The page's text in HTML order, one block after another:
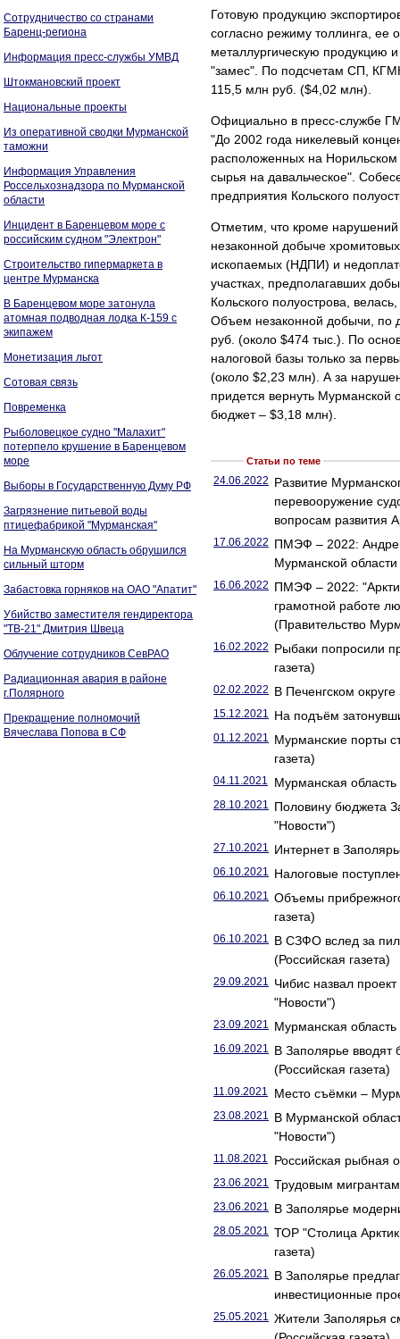
Сотрудничество со странами
Баренц-региона
Информация пресс-службы УМВД
Штокмановский проект
Национальные проекты
Из оперативной сводки Мурманской
таможни
Информация Управления
Россельхознадзора по Мурманской
области
Инцидент в Баренцевом море с
российским судном "Электрон"
Строительство гипермаркета в
центре Мурманска
В Баренцевом море затонула
атомная подводная лодка К-159 с
экипажем
Монетизация льгот
Сотовая связь
Повременка
Рыболовецкое судно "Малахит"
потерпело крушение в Баренцевом
море
Выборы в Государственную Думу РФ
Загрязнение питьевой воды
птицефабрикой "Мурманская"
На Мурманскую область обрушился
сильный шторм
Забастовка горняков на ОАО "Апатит"
Убийство заместителя гендиректора
"ТВ-21" Дмитрия Швеца
Облучение сотрудников СевРАО
Радиационная авария в районе
г.Полярного
Прекращение полномочий
Вячеслава Попова в СФ
Готовую продукцию
согласно режиму толлинга,
металлургическую продукцию
"замес". По подсчетам СП,
115,5 млн руб. ($4,02 млн).
Официально в пресс-службе
"До 2002 года никелевый
расположенных на
сырья на давальческое".
предприятия Кольского
Отметим, что кроме
незаконной добыче
ископаемых (НДПИ) и
участках, предполагавших
Кольского полуострова,
Объем незаконной добычи, по
руб. (около $474 тыс.). По
налоговой базы только за
(около $2,23 млн). А за
придется вернуть
бюджет – $3,18 млн).
Статьи по теме
24.06.2022 Развитие
перевооружение
вопросам развития
17.06.2022 ПМЭФ – 2022:
Мурманской
16.06.2022 ПМЭФ – 2022:
грамотной работе
(Правительство
16.02.2022 Рыбаки попросили
газета)
02.02.2022 В Печенгском
15.12.2021 На подъём
01.12.2021 Мурманские порты
газета)
04.11.2021 Мурманская область
28.10.2021 Половину бюджета
"Новости")
27.10.2021 Интернет в
06.10.2021 Налоговые
06.10.2021 Объемы
газета)
06.10.2021 В СЗФО вслед за
(Российская газета)
29.09.2021 Чибис назвал
"Новости")
23.09.2021 Мурманская область
16.09.2021 В Заполярье вводят
(Российская газета)
11.09.2021 Место съёмки –
23.08.2021 В Мурманской
"Новости")
11.08.2021 Российская рыбная
23.06.2021 Трудовым мигрантам
23.06.2021 В Заполярье
28.05.2021 ТОР "Столица
газета)
26.05.2021 В Заполярье
инвестиционные
25.05.2021 Жители Заполярья